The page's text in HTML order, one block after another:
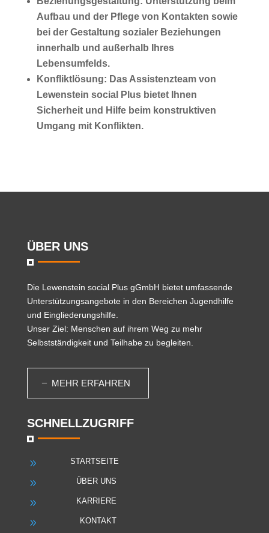
Aufbau und der Pflege von Kontakten sowie
bei der Gestaltung sozialer Beziehungen
innerhalb und außerhalb Ihres
Lebensumfelds.
Konfliktlösung: Das Assistenzteam von
Lewenstein social Plus bietet Ihnen
Sicherheit und Hilfe beim konstruktiven
Umgang mit Konflikten.
ÜBER UNS
Die Lewenstein social Plus gGmbH bietet umfassende
Unterstützungsangebote in den Bereichen Jugendhilfe
und Eingliederungshilfe.
Unser Ziel: Menschen auf ihrem Weg zu mehr
Selbstständigkeit und Teilhabe zu begleiten.
MEHR ERFAHREN
SCHNELLZUGRIFF
9 STARTSEITE
9 ÜBER UNS
9 KARRIERE
9 KONTAKT